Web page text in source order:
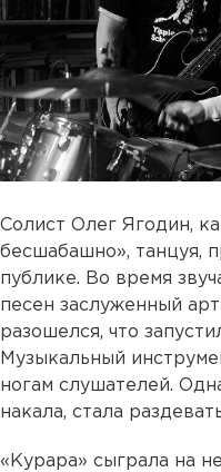
Солист Олег Ягодин,
бесшабашно», танцуя,
публике. Во время
песен заслуженный
разошелся, что
Музыкальный
ногам слушателей.
накала, стала
«Курара» сыграла на